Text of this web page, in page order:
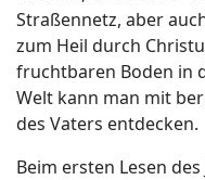
Straßennetz, aber
zum Heil durch
fruchtbaren Boden in
Welt kann man mit
des Vaters entdecken.
Beim ersten Lesen